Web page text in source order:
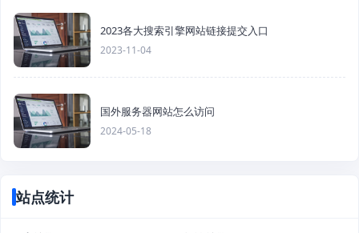
2023各大搜索引擎网站链接提交入口
2023-11-04
国外服务器网站怎么访问
2024-05-18
站点统计